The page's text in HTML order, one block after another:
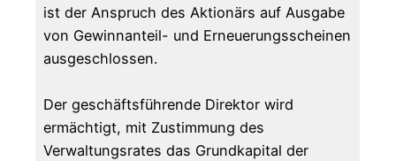
ist der Anspruch des Aktionärs auf Ausgabe
von Gewinnanteil- und Erneuerungsscheinen
ausgeschlossen.
Der geschäftsführende Direktor wird
ermächtigt, mit Zustimmung des
Verwaltungsrates das Grundkapital der